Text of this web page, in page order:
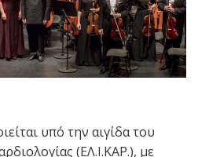
υπό την αιγίδα του
(ΕΛ.Ι.ΚΑΡ.), με